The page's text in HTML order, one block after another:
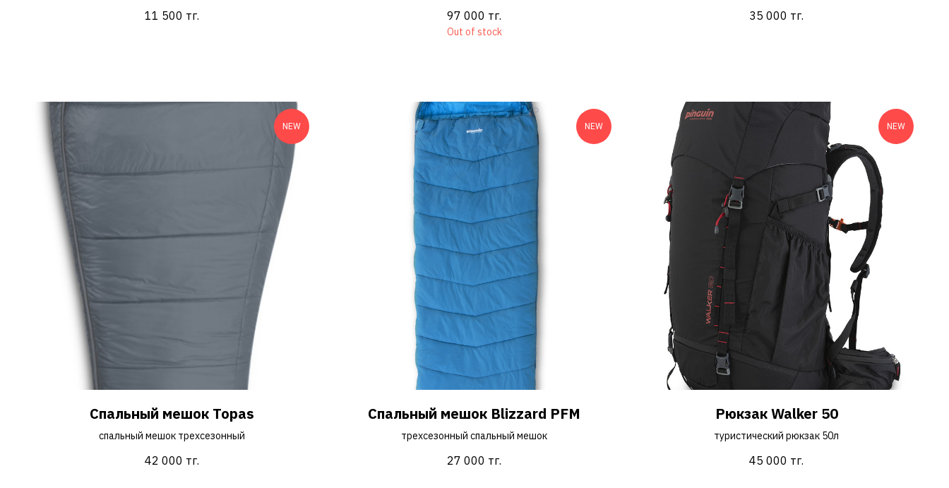
11 500 тг. 97 000 тг.
Out of stock
35 000 тг.
NEW
Спальный мешок Topas
спальный мешок трехсезонный
42 000 тг.
NEW
Спальный мешок Blizzard PFM
трехсезонный спальный мешок
27 000 тг.
NEW
Рюкзак Walker 50
туристический рюкзак 50л
45 000 тг.